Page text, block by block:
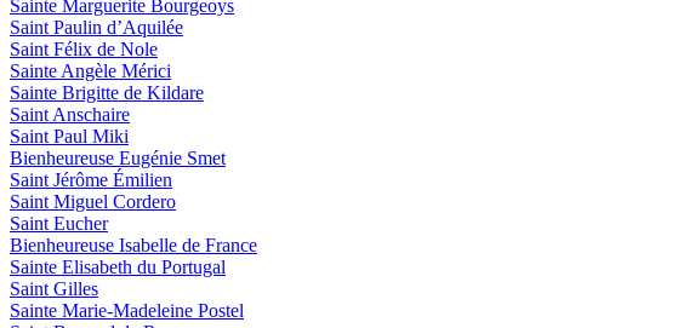
Sainte Marguerite Bourgeoys
Saint Paulin d’Aquilée
Saint Félix de Nole
Sainte Angèle Mérici
Sainte Brigitte de Kildare
Saint Anschaire
Saint Paul Miki
Bienheureuse Eugénie Smet
Saint Jérôme Émilien
Saint Miguel Cordero
Saint Eucher
Bienheureuse Isabelle de France
Sainte Elisabeth du Portugal
Saint Gilles
Sainte Marie-Madeleine Postel